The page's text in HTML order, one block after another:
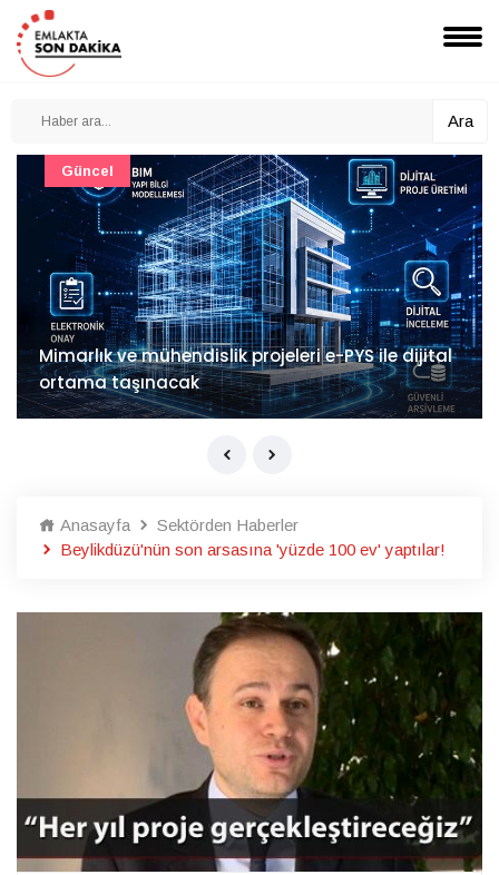
Ara
Mimarlık ve mühendislik projeleri e-PYS ile dijital
ortama taşınacak
Güncel
Anasayfa
Sektörden Haberler
Beylikdüzü'nün son arsasına 'yüzde 100 ev' yaptılar!